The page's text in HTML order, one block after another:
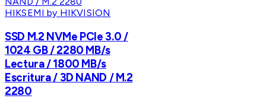
HIKSEMI by HIKVISION
SSD M.2 NVMe PCIe 3.0 /
1024 GB / 2280 MB/s
Lectura / 1800 MB/s
Escritura / 3D NAND / M.2
2280